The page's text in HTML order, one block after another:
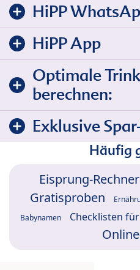
HiPP
HiPP App
Optimale
berechnen:
Exklusive
Häufig
Eisprung-Rechner
Gratisproben
Babynamen Checklisten